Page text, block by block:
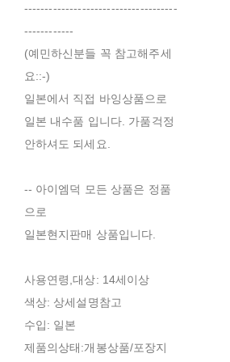
-------------------------------------
------------
(예민하신분들 꼭 참고해주세
요::-)
일본에서 직접 바잉상품으로
일본 내수품 입니다. 가품걱정
안하셔도 되세요.
-- 아이엠덕 모든 상품은 정품
으로
일본현지판매 상품입니다.
사용연령,대상: 14세이상
색상: 상세설명참고
수입: 일본
제품의상태:개봉상품/포장지